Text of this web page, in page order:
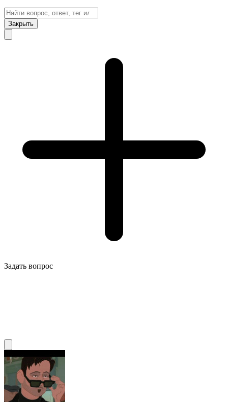
Закрыть
Задать вопрос